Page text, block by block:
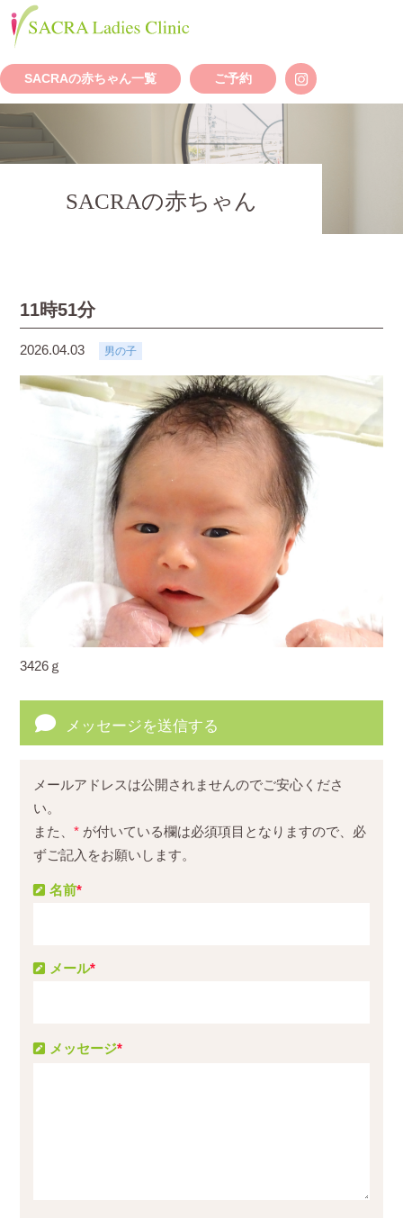
SACRAの赤ちゃん一覧 ご予約
SACRAの赤ちゃん
11時51分
2026.04.03 男の子
3426ｇ
メッセージを送信する
メールアドレスは公開されませんのでご安心くださ
い。
また、* が付いている欄は必須項目となりますので、必
ずご記入をお願いします。
メッセージ*
名前*
メール*